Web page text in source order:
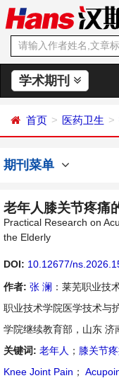
学术期刊
首页 医药卫生
期刊菜单
老年人膝关节疼痛
Practical Research on
the Elderly
DOI: 10.12677/
作者: 张 澜 ：莱芜职业技
职业技术学院医学技术与
学院继续教育部，山东 济
关键词: 老年人 ； 膝关节
Knee Joint Pain ；